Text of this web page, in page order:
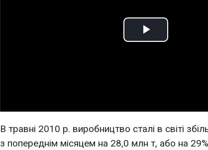
Play
В травні 2010 р. виробництво сталі в світі
з попереднім місяцем на 28,0 млн т, або на